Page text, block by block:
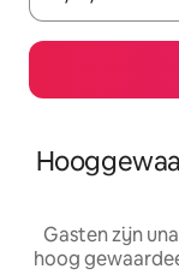
Gasten zijn
hoog